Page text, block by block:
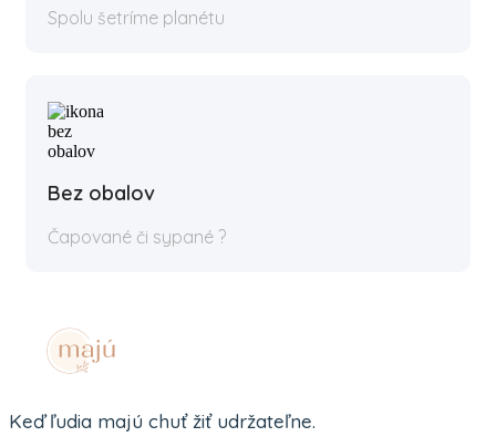
Spolu šetríme planétu
Bez obalov
Čapované či sypané ?
Keď ľudia majú chuť žiť udržateľne.